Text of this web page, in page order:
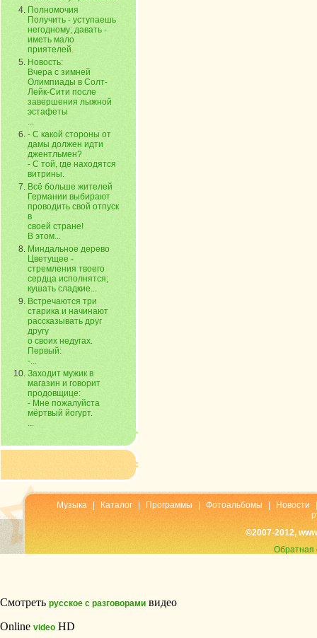
Полномочия
Получить - уступаешь
негодному; давать -
иметь мало
приятелей.
Новость:
Вчера с зимней
Олимпиады в Солт-
Лейк-Сити после
завершения лыжной
эстафеты
...
- С какой стороны от
дамы должен идти
джентльмен?
- С той, где находятся
витрины.
Всё больше жителей
Германии выбирают
проводить свой отпуск
в
своей стране!
В этом...
Миндальное дерево
Цветущее -
стремления твоего
сердца исполнятся;
кушать сладкие...
Встречаются три
старика и начинают
рассказывать друг
другу
о своих недугах.
Первый:
-...
Заходит мужик в
магазин и говорит
продовщице:
- Мне пожалуйста
мёртвый йогурт.
...
Музыка Каталог Программы Фотоальбомы Новости
©2007-2012,
Обратная
Смотреть русское с разговорами видео
Online video HD